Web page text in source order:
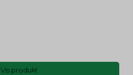
Vis produkt